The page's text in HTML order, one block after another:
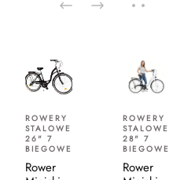
ROWERY
STALOWE
26" 7
BIEGOWE
Rower
ROWERY
STALOWE
28" 7
BIEGOWE
Rower